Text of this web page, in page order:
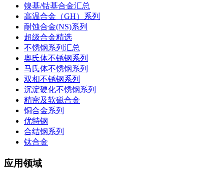
镍基/钴基合金汇总
高温合金（GH）系列
耐蚀合金(NS)系列
超级合金精选
不锈钢系列汇总
奥氏体不锈钢系列
马氏体不锈钢系列
双相不锈钢系列
沉淀硬化不锈钢系列
精密及软磁合金
铜合金系列
优特钢
合结钢系列
钛合金
应用领域